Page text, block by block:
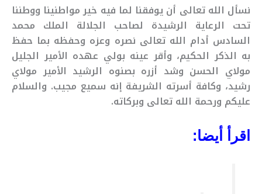
نسأل الله تعالى أن يوفقنا لما فيه خير مواطنينا ووطننا
تحت الرعاية الرشيدة لصاحب الجلالة الملك محمد
السادس أدام الله تعالى نصره وعزه وحفظه بما حفظ
به الذكر الحكيم، وأقر عينه بولي عهده الأمير الجليل
مولاي الحسن وشد أزره بصنوه الرشيد الأمير مولاي
رشيد، وكافة أسرته الشريفة إنه سميع مجيب. والسلام
عليكم ورحمة الله تعالى وبركاته.
اقرأ أيضا: